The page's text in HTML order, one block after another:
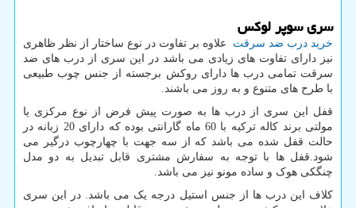
سری سوپر لوکس
خرید درب ضد سرقت علاوه بر تفاوت در نوع ساختار از نظر ظاهری
نیز دارای تفاوت های زیادی می باشد در این سری از درب های ضد
سرقت تمامی درب ها دارای روکش برجسته از جنس چوب طبیعی
با طرح های متنوع و به روز می باشند.
قفل این سری از درب ها به صورت پیش فرض از نوع مرکزی یا
مولتی برند کاله ترکیه با 60 ماه گارانتی بوده که دارای 20 زبانه در
حالت قفل شده می باشد که از سه جهت با چهارچوب درگیر می
شود.قفل ها با توجه به سفارش مشتری قابل تبدیل به دو مدل
چنگکی هوک و ساده مونو نیز می باشد.
کلاف این درب ها از جنس استیل درجه یک می باشد. در این سری